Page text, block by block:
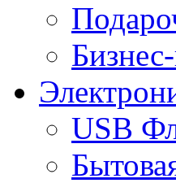
USB